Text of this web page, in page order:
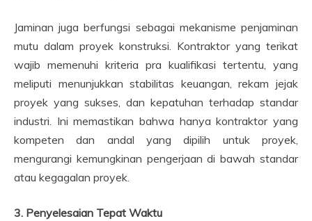
Jaminanjuga berfungsi sebagai mekanisme penjaminan
mutu dalam proyek konstruksi. Kontraktor yang terikat
wajib memenuhi kriteria pra kualifikasi tertentu, yang
meliputi menunjukkan stabilitas keuangan, rekam jejak
proyek yang sukses, dan kepatuhan terhadap standar
industri. Ini memastikan bahwa hanya kontraktor yang
kompeten dan andal yang dipilih untuk proyek,
mengurangi kemungkinan pengerjaan di bawah standar
atau kegagalan proyek.
3. Penyelesaian Tepat Waktu